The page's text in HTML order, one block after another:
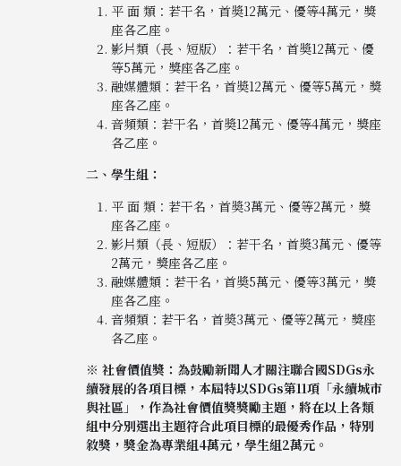
平 面 類：若干名，首奬12萬元、優等4萬元，獎
座各乙座。
影片類（長、短版）：若干名，首奬12萬元、優
等5萬元，獎座各乙座。
融媒體類：若干名，首奬12萬元、優等5萬元，獎
座各乙座。
音頻類：若干名，首奬12萬元、優等4萬元，獎座
各乙座。
二、學生組：
平 面 類：若干名，首奬3萬元、優等2萬元，獎
座各乙座。
影片類（長、短版）：若干名，首奬3萬元、優等
2萬元，獎座各乙座。
融媒體類：若干名，首奬5萬元、優等3萬元，獎
座各乙座。
音頻類：若干名，首奬3萬元、優等2萬元，獎座
各乙座。
※ 社會價值獎：為鼓勵新聞人才關注聯合國SDGs永
續發展的各項目標，本屆特以SDGs第11項「永續城市
與社區」
，作為社會價值獎獎勵主題，將在以上各類
組中分別選出主題符合此項目標的最優秀作品，特別
敘獎，獎金為專業組4萬元，學生組2萬元。